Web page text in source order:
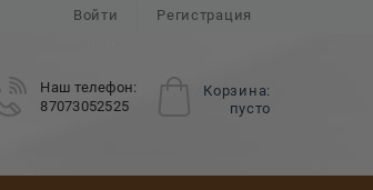
Войти Регистрация
Корзина:
пусто
Наш телефон:
87073052525